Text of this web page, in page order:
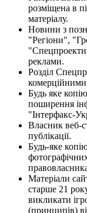
розміщена в
матеріалу.
Новини з
"Регіони",
реклами.
Розділ
Будь яке
поширення
"Інтерфакс-
Власник веб-
публікації.
Будь-яке
Матеріали
старше 21
викликати
(принципів)